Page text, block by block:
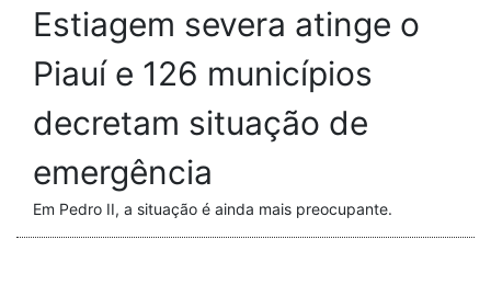
Estiagem severa atinge o
Piauí e 126 municípios
decretam situação de
emergência
Em Pedro II, a situação é ainda mais preocupante.